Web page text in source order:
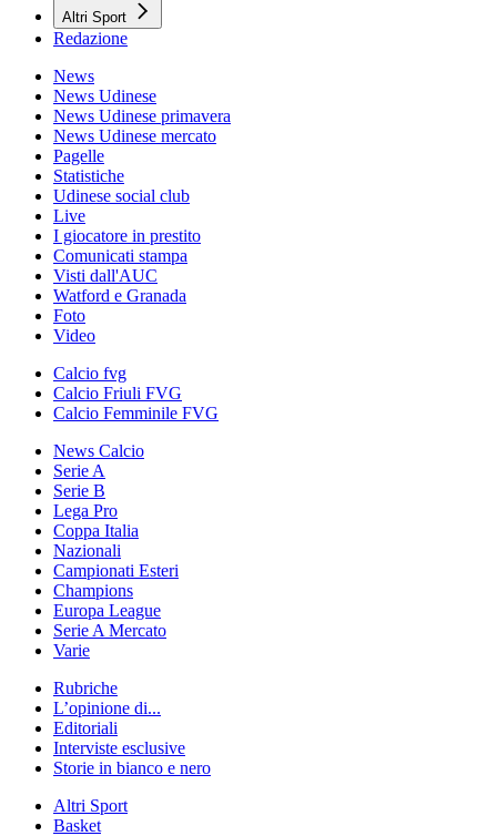
Altri Sport
Redazione
News
News Udinese
News Udinese primavera
News Udinese mercato
Pagelle
Statistiche
Udinese social club
Live
I giocatore in prestito
Comunicati stampa
Visti dall'AUC
Watford e Granada
Foto
Video
Calcio fvg
Calcio Friuli FVG
Calcio Femminile FVG
News Calcio
Serie A
Serie B
Lega Pro
Coppa Italia
Nazionali
Campionati Esteri
Champions
Europa League
Serie A Mercato
Varie
Rubriche
L’opinione di...
Editoriali
Interviste esclusive
Storie in bianco e nero
Altri Sport
Basket